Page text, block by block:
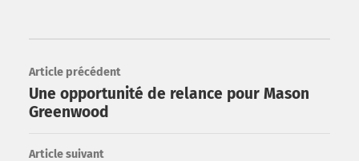
Article précédent
Une opportunité de relance pour Mason
Greenwood
Article suivant